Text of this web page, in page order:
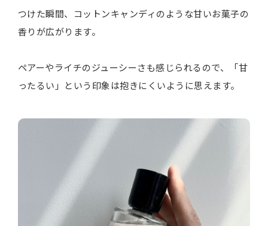
つけた瞬間、コットンキャンディのような甘いお菓子の
香りが広がります。
ペアーやライチのジューシーさも感じられるので、「甘
ったるい」という印象は抱きにくいように思えます。